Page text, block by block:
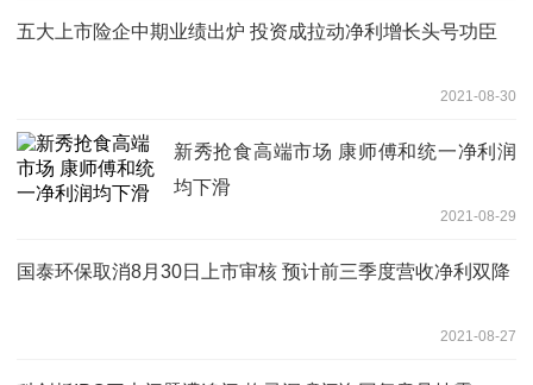
五大上市险企中期业绩出炉 投资成拉动净利增长头号功臣
2021-08-30
新秀抢食高端市场 康师傅和统一净利润
均下滑
2021-08-29
国泰环保取消8月30日上市审核 预计前三季度营收净利双降
2021-08-27